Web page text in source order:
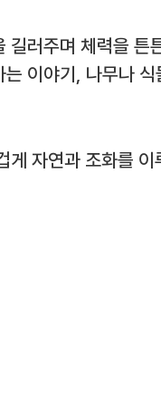
러주며 체력을 튼
이야기, 나무나
자연과 조화를